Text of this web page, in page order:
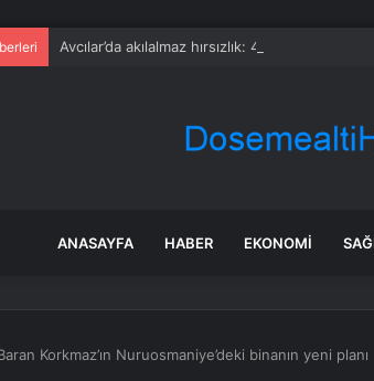
Avcılar’da akılalmaz hırsızlık: 4 kadın 100
ANASAYFA HABER EKONOMI
Korkmaz’ın Nuruosmaniye’deki binanın yeni planı